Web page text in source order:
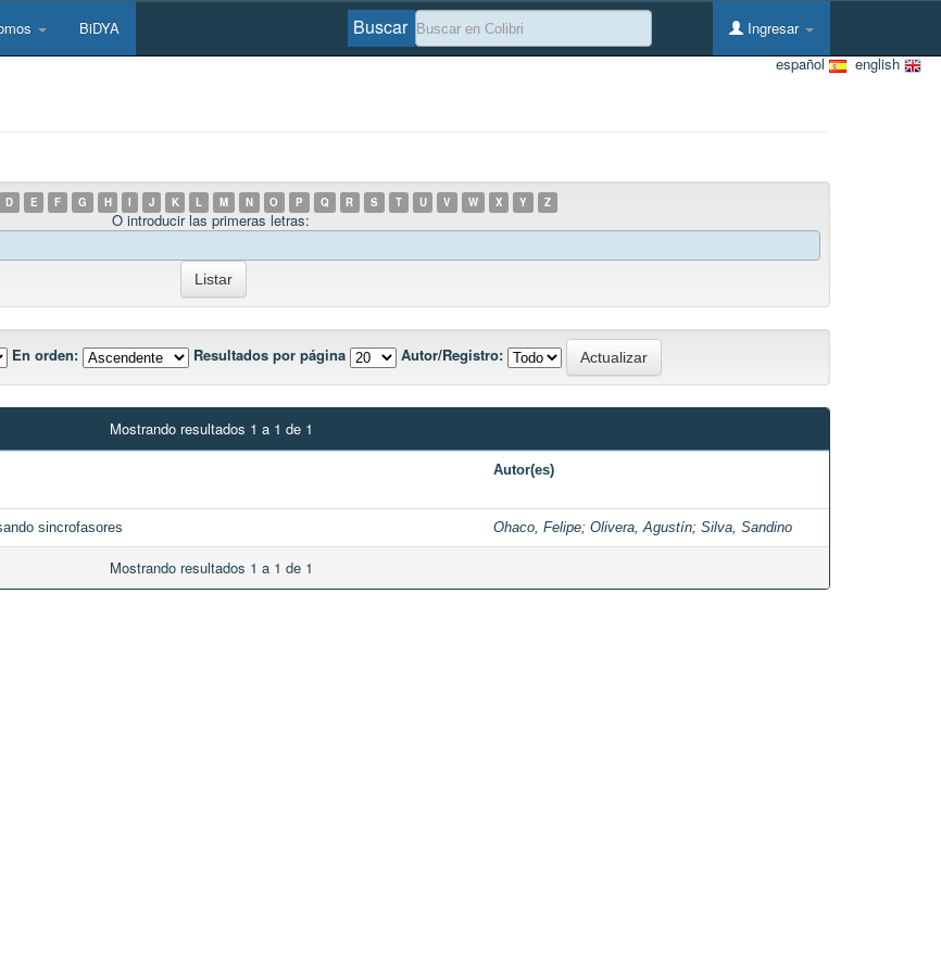
BiDYA Ingresar
Buscar
english
español
D E F G H I J K L M N O P Q R S T U V W X Y Z
O introducir las primeras letras:
En orden: Resultados por página Autor/Registro:
Mostrando resultados 1 a 1 de 1
Autor(es)
sincrofasores Ohaco, Felipe; Olivera, Agustín; Silva, Sandino
Mostrando resultados 1 a 1 de 1